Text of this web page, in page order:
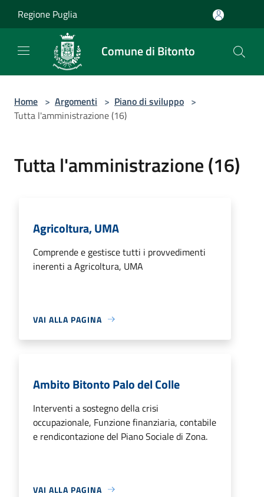
Regione Puglia
Comune di Bitonto
Home > Argomenti > Piano di sviluppo >
Tutta l'amministrazione (16)
Tutta l'amministrazione (16)
Agricoltura, UMA
Comprende e gestisce tutti i provvedimenti
inerenti a Agricoltura, UMA
VAI ALLA PAGINA
Ambito Bitonto Palo del Colle
Interventi a sostegno della crisi
occupazionale, Funzione finanziaria, contabile
e rendicontazione del Piano Sociale di Zona.
VAI ALLA PAGINA